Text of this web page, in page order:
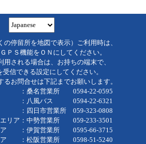
の停留所を地図で表示）ご利用時は、
ＰＳ機能をＯＮにしてください。
される場合は、お持ちの端末で、
信できる設定にしてください。
るお問合せは下記までお願いします。
桑名営業所 0594-22-0595
ス 0594-22-6321
四日市営業所 059-323-0808
リア：中勢営業所 059-233-3501
ア ：伊賀営業所 0595-66-3715
ア ：松阪営業所 0598-51-5240